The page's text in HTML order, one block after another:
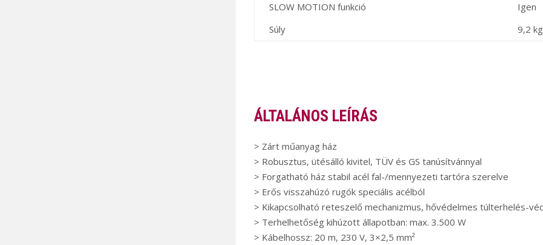
SLOW MOTION funkció
Igen
Súly
9,2 kg
ÁLTALÁNOS LEÍRÁS
> Zárt műanyag ház
> Robusztus, ütésálló kivitel, TÜV és GS tanúsítvánnyal
> Forgatható ház stabil acél fal-/mennyezeti tartóra szerelve
> Erős visszahúzó rugók speciális acélból
> Kikapcsolható reteszelő mechanizmus, hővédelmes túlterhelés-
> Terhelhetőség kihúzott állapotban: max. 3.500 W
> Kábelhossz: 20 m, 230 V, 3×2,5 mm²